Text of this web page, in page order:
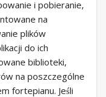
i pobieranie,
na
plików
do ich
biblioteki,
na poszczególne
fortepianu. Jeśli